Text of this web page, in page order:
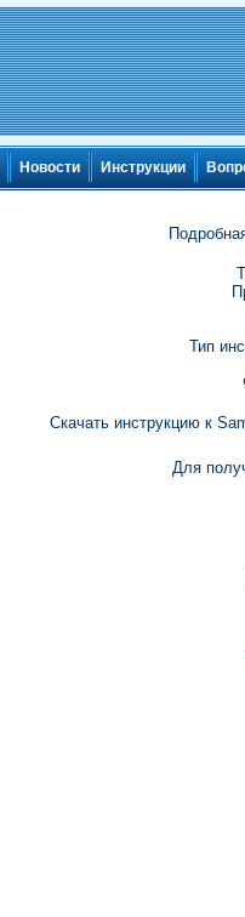
Новости Инструкции
Тип
Скачать инструкцию к
Для